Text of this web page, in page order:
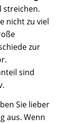
streichen.
nicht zu viel
zur
sind
Sie lieber
aus. Wenn